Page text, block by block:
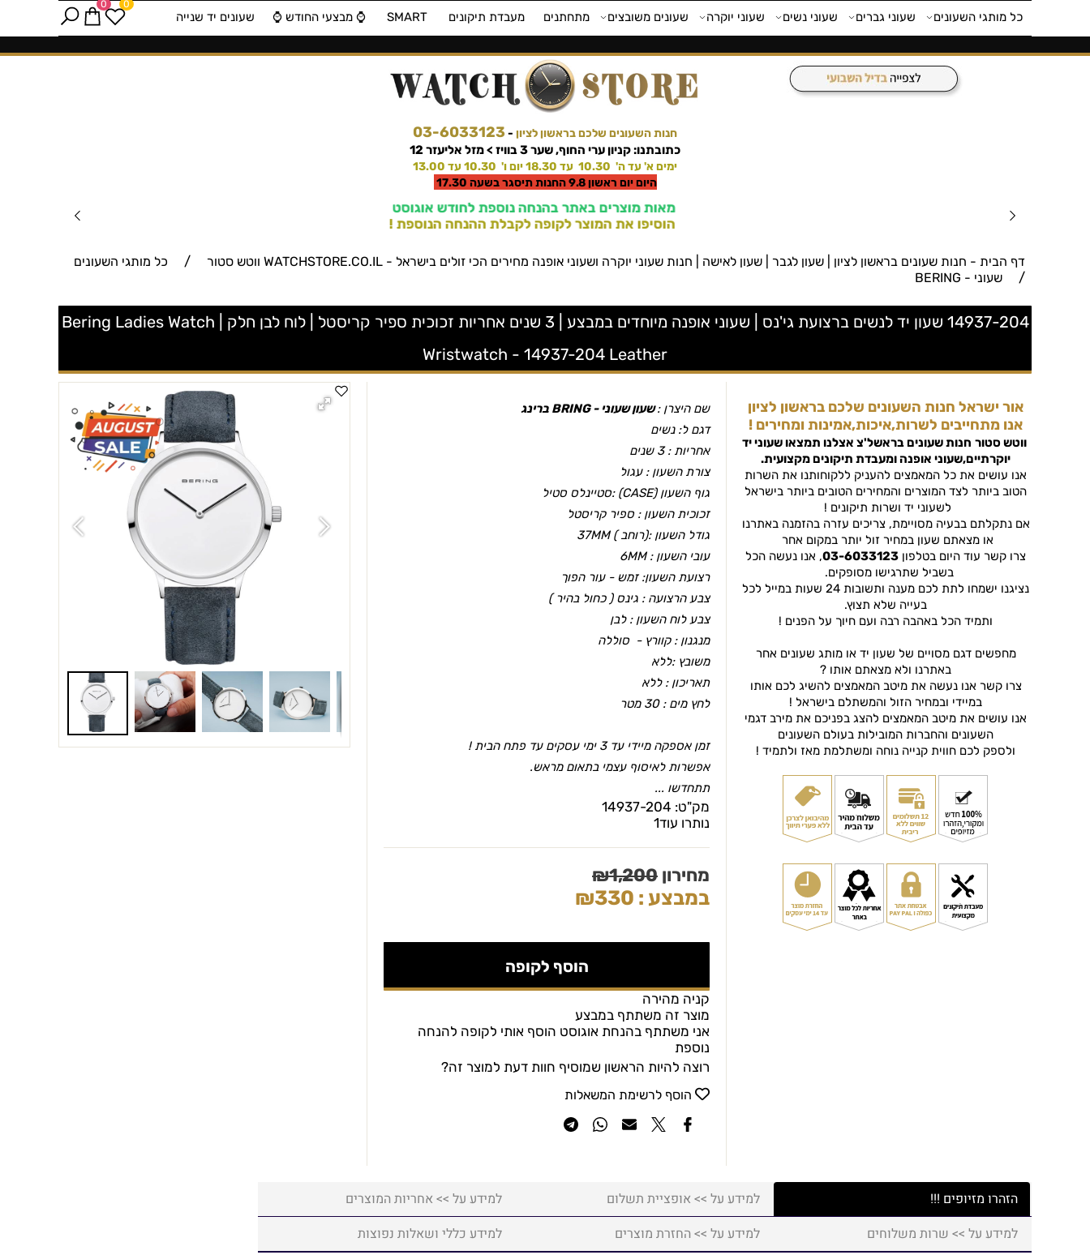
חנות השעונים שלכם בראשון לציון -
03-6033123
כתובתנו: קניון ערי החוף, שער 3 בוויז > מזל אליעזר 12
ימים א' עד ה' 10.30 עד 18.30 יום ו' 10.30 עד 13.00
היום יום ראשון 9.8 החנות תיסגר בשעה 17.30
מאות מוצרים באתר בהנחה נוספת לחודש אוגוסט
הוסיפו את המוצר לקופה לקבלת ההנחה הנוספת !
0 0
כל מותגי השעונים שעוני גברים שעוני נשים שעוני יוקרה שעונים משובצים מתחתנים מעבדת תיקונים SMART ⌚️ מבצעי החודש ⌚️ שעונים יד שנייה
דף הבית - חנות שעונים בראשון לציון | שעון לגבר | שעון לאישה | חנות שעוני יוקרה ושעוני אופנה מחירים הכי זולים בישראל - WATCHSTORE.CO.IL ווטש סטור / כל מותגי השעונים
/ שעוני - BERING
14937-204 שעון יד לנשים ברצועת גי'נס | שעוני אופנה מיוחדים במבצע | 3 שנים אחריות זכוכית ספיר קריסטל | לוח לבן חלק | Bering Ladies Watch
Wristwatch - 14937-204 Leather
שם היצרן :שעון שעוני - BRING ברינג
דגם ל: נשים
אחריות : 3 שנים
צורת השעון : עגול
גוף השעון (CASEׂ) :סטיינלס סטיל
זכוכית השעון : ספיר קריסטל
גודל השעון :(רוחב ) 37MM
עובי השעון : 6MM
רצועת השעון: זמש - עור הפוך
צבע הרצועה : גינס ( כחול בהיר )
צבע לוח השעון : לבן
מנגנון : קוורץ - סוללה
משובץ :ללא
תאריכון : ללא
לחץ מים : 30 מטר
זמן אספקה מיידי עד 3 ימי עסקים עד פתח הבית !
אפשרות לאיסוף עצמי בתאום מראש.
תתחדשו ...
מק"ט: 14937-204
נותרו עוד1
מחירון ₪1,200
במבצע : ₪330
הוסף לקופה
קניה מהירה
מוצר זה משתתף במבצע
אני משתתף בהנחת אוגוסט הוסף אותי לקופה להנחה
נוספת
רוצה להיות הראשון שמוסיף חוות דעת למוצר זה?
הוסף לרשימת המשאלות
אור ישראל חנות השעונים שלכם בראשון לציון
אנו מתחייבים לשרות,איכות,אמינות ומחירים !
ווטש סטור חנות שעונים בראשל'צ אצלנו תמצאו שעוני יד
יוקרתיים,שעוני אופנה ומעבדת תיקונים מקצועית.
אנו עושים את כל המאמצים להעניק ללקוחותנו את השרות
הטוב ביותר לצד המוצרים והמחירים הטובים ביותר בישראל
לשעוני יד ושרות תיקונים !
אם נתקלתם בבעיה מסויימת, צריכים עזרה בהזמנה באתרנו
או מצאתם שעון במחיר זול יותר במקום אחר
צרו קשר עוד היום בטלפון 03-6033123, אנו נעשה הכל
בשביל שתרגישו מסופקים.
נציגנו ישמחו לתת לכם מענה ותשובות 24 שעות במייל לכל
בעייה שלא תצוץ.
ותמיד הכל באהבה רבה ועם חיוך על הפנים !
מחפשים דגם מסויים של שעון יד או מותג שעונים אחר
באתרנו ולא מצאתם אותו ?
צרו קשר אנו נעשה את מיטב המאמצים להשיג לכם אותו
במיידי ובמחיר הזול והמשתלם בישראל !
אנו עושים את מיטב המאמצים להצג בפניכם את מירב דגמי
השעונים והחברות המובילות בעולם השעונים
ולספק לכם חווית קנייה נוחה ומשתלמת מאז ולתמיד !
הזהרו מזיופים !!! למידע על >> אופציית תשלום
למידע על >> אחריות המוצרים
למידע על >> שרות משלוחים
למידע על >> החזרת מוצרים למידע כללי ושאלות נפוצות